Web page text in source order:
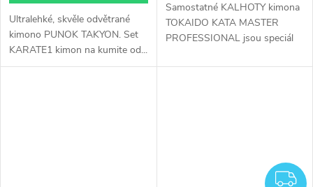
Ultralehké, skvěle odvětrané
kimono PUNOK TAKYON. Set
KARATE1 kimon na kumite od...
Samostatné KALHOTY kimona
TOKAIDO KATA MASTER
PROFESSIONAL jsou speciál